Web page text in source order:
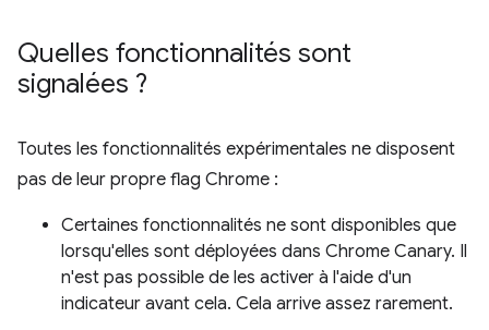
Quelles fonctionnalités sont
signalées ?
Toutes les fonctionnalités expérimentales ne disposent
pas de leur propre flag Chrome :
Certaines fonctionnalités ne sont disponibles que
lorsqu'elles sont déployées dans Chrome Canary. Il
n'est pas possible de les activer à l'aide d'un
indicateur avant cela. Cela arrive assez rarement.